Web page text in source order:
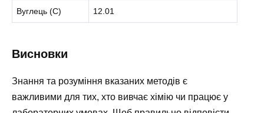
Вуглець (C) 12.01
Висновки
Знання та розуміння вказаних методів є
важливими для тих, хто вивчає хімію чи працює у